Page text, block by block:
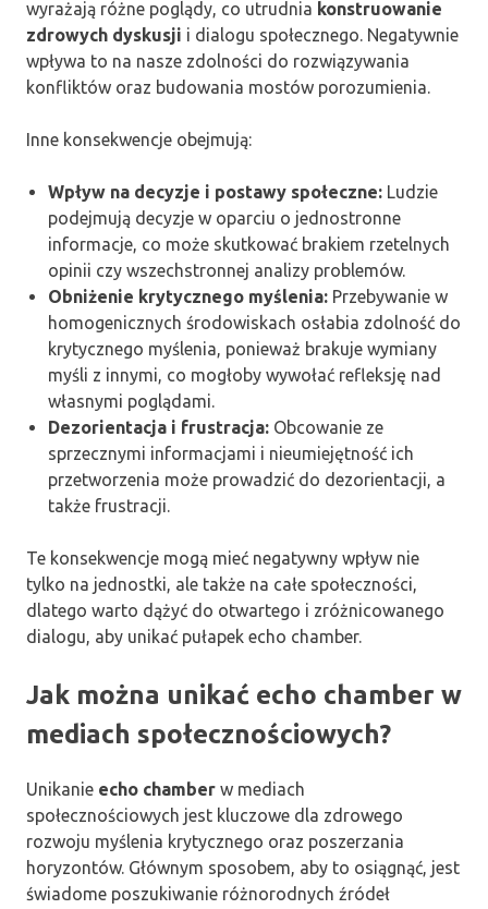
wyrażają różne poglądy, co utrudnia konstruowanie
zdrowych dyskusji i dialogu społecznego. Negatywnie
wpływa to na nasze zdolności do rozwiązywania
konfliktów oraz budowania mostów porozumienia.
Inne konsekwencje obejmują:
Wpływ na decyzje i postawy społeczne: Ludzie
podejmują decyzje w oparciu o jednostronne
informacje, co może skutkować brakiem rzetelnych
opinii czy wszechstronnej analizy problemów.
Obniżenie krytycznego myślenia: Przebywanie w
homogenicznych środowiskach osłabia zdolność do
krytycznego myślenia, ponieważ brakuje wymiany
myśli z innymi, co mogłoby wywołać refleksję nad
własnymi poglądami.
Dezorientacja i frustracja: Obcowanie ze
sprzecznymi informacjami i nieumiejętność ich
przetworzenia może prowadzić do dezorientacji, a
także frustracji.
Te konsekwencje mogą mieć negatywny wpływ nie
tylko na jednostki, ale także na całe społeczności,
dlatego warto dążyć do otwartego i zróżnicowanego
dialogu, aby unikać pułapek echo chamber.
Jak można unikać echo chamber w
mediach społecznościowych?
Unikanie echo chamber w mediach
społecznościowych jest kluczowe dla zdrowego
rozwoju myślenia krytycznego oraz poszerzania
horyzontów. Głównym sposobem, aby to osiągnąć, jest
świadome poszukiwanie różnorodnych źródeł